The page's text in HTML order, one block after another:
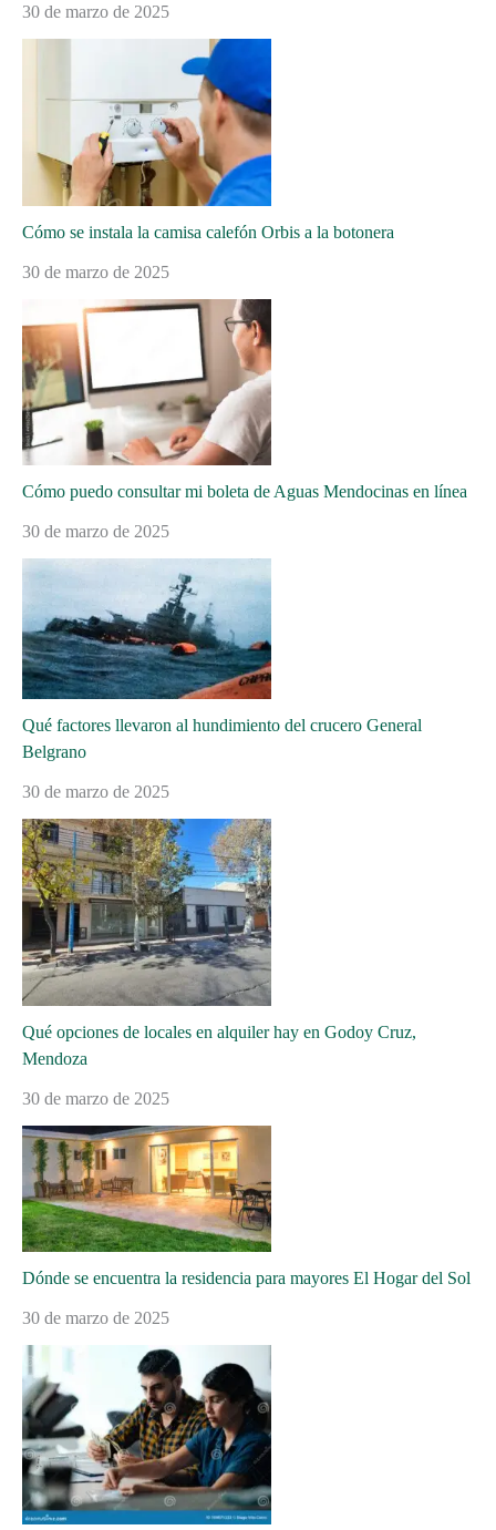
30 de marzo de 2025
Cómo se instala la camisa calefón Orbis a la botonera
30 de marzo de 2025
Cómo puedo consultar mi boleta de Aguas Mendocinas en línea
30 de marzo de 2025
Qué factores llevaron al hundimiento del crucero General
Belgrano
30 de marzo de 2025
Qué opciones de locales en alquiler hay en Godoy Cruz,
Mendoza
30 de marzo de 2025
Dónde se encuentra la residencia para mayores El Hogar del Sol
30 de marzo de 2025